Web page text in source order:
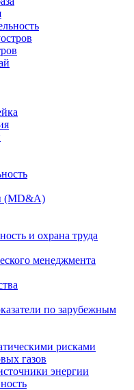
(MD&A)
и охрана труда
менеджмента
по зарубежным
рисками
газов
энергии